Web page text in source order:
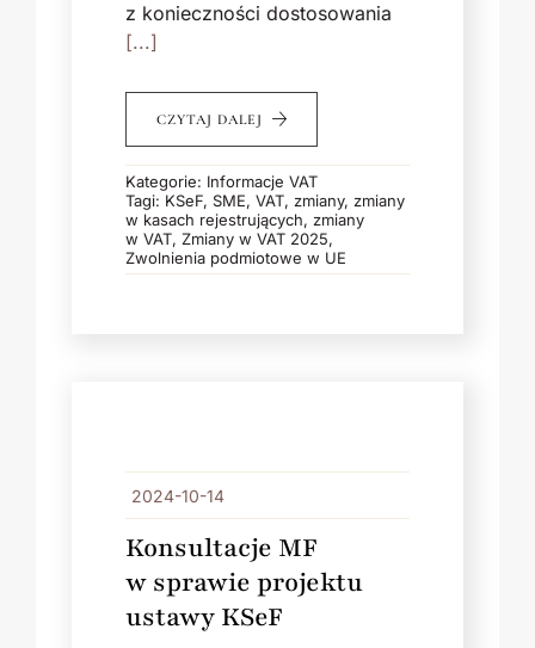
z konieczności dostosowania
[...]
CZYTAJ DALEJ
Kategorie: Informacje VAT
Tagi: KSeF, SME, VAT, zmiany, zmiany
w kasach rejestrujących, zmiany
w VAT, Zmiany w VAT 2025,
Zwolnienia podmiotowe w UE
2024-10-14
Konsultacje MF
w sprawie projektu
ustawy KSeF